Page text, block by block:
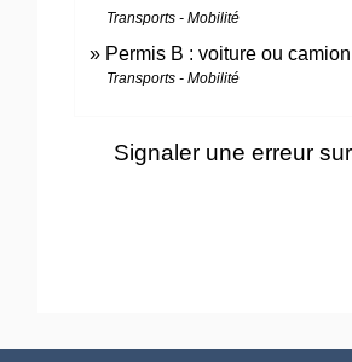
Transports - Mobilité
Permis B : voiture ou
Transports - Mobilité
Signaler une erreur